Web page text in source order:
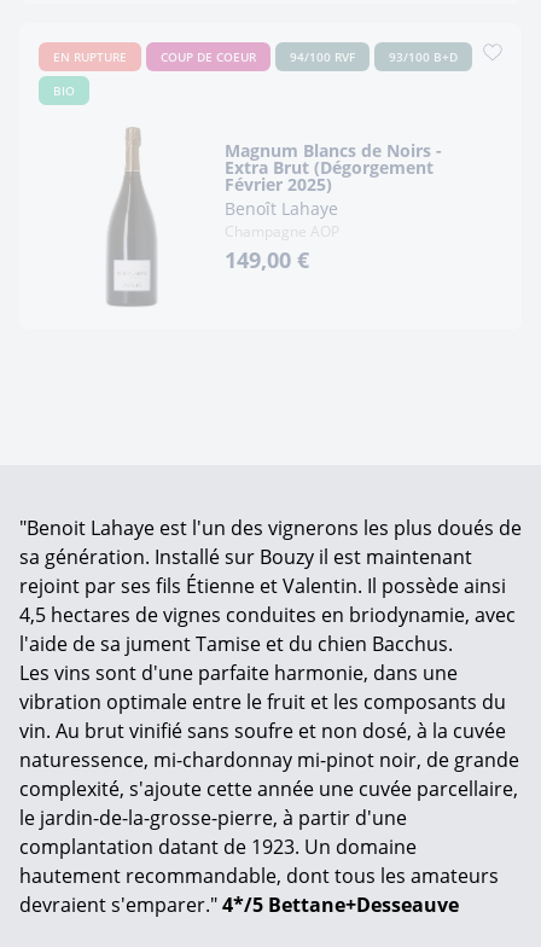
EN RUPTURE COUP DE COEUR 94/100 RVF
93/100 B+D
BIO
Magnum Blancs de Noirs -
Extra Brut (Dégorgement
Février 2025)
Benoît Lahaye
Champagne AOP
149,00 €
"Benoit Lahaye est l'un des vignerons les plus doués de
sa génération. Installé sur Bouzy il est maintenant
rejoint par ses fils Étienne et Valentin. Il possède ainsi
4,5 hectares de vignes conduites en briodynamie, avec
l'aide de sa jument Tamise et du chien Bacchus.
Les vins sont d'une parfaite harmonie, dans une
vibration optimale entre le fruit et les composants du
vin. Au brut vinifié sans soufre et non dosé, à la cuvée
naturessence, mi-chardonnay mi-pinot noir, de grande
complexité, s'ajoute cette année une cuvée parcellaire,
le jardin-de-la-grosse-pierre, à partir d'une
complantation datant de 1923. Un domaine
hautement recommandable, dont tous les amateurs
devraient s'emparer."4*/5 Bettane+Desseauve